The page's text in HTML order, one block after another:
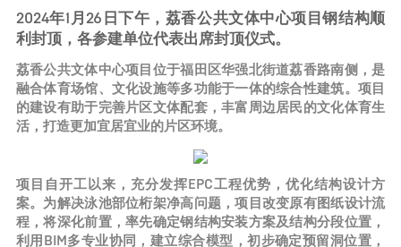
2024年1月26日下午，荔香公共文体中心项目钢结构顺
利封顶，各参建单位代表出席封顶仪式。
荔香公共文体中心项目位于福田区华强北街道荔香路南侧，是
融合体育场馆、文化设施等多功能于一体的综合性建筑。项目
的建设有助于完善片区文体配套，丰富周边居民的文化体育生
活，打造更加宜居宜业的片区环境。
项目自开工以来，充分发挥EPC工程优势，优化结构设计方
案。为解决泳池部位桁架净高问题，项目改变原有图纸设计流
程，将深化前置，率先确定钢结构安装方案及结构分段位置，
利用BIM多专业协同，建立综合模型，初步确定预留洞位置，